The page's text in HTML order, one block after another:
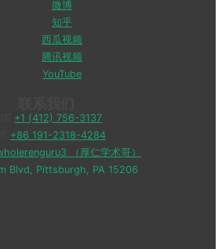
微博
知乎
西瓜视频
腾讯视频
YouTube
+1 (412) 756-3137
+86 191-2318-4284
（厚仁学术哥）
Blvd, Pittsburgh, PA 15206